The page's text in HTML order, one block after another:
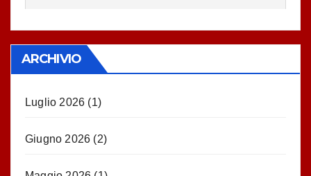
ARCHIVIO
Luglio 2026 (1)
Giugno 2026 (2)